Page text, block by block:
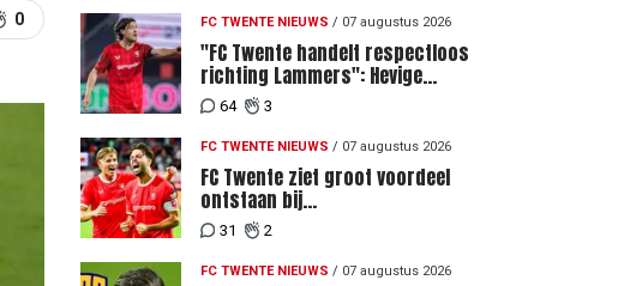
0 FC TWENTE NIEUWS / 07 augustus 2026
"FC Twente handelt respectloos
richting Lammers": Hevige
discussie rondom degradatie tot
derde spits
64 3
FC TWENTE NIEUWS / 07 augustus 2026
FC Twente ziet groot voordeel
ontstaan bij
Eredivisiewedstrijden tegen
Heerenveen en PEC Zwolle
31 2
FC TWENTE NIEUWS / 07 augustus 2026